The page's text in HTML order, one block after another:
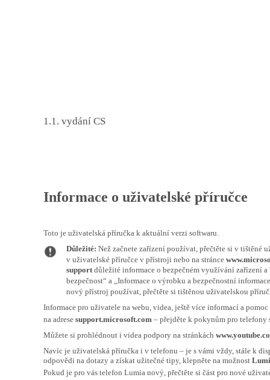
1.1. vydání CS
Informace o uživatelské příručce
Toto je uživatelská příručka k aktuální verzi softwaru.
Důležité: Než začnete zařízení používat, přečtěte si v tištěné
v uživatelské příručce v přístroji nebo na stránce
supportdůležité informace o bezpečném využívání zařízení a
bezpečnost“ a „Informace o výrobku a bezpečnostní
nový přístroj používat, přečtěte si tištěnou uživatelskou
Informace pro uživatele na webu, videa, ještě více informací a
na adrese support.microsoft.com – přejděte k pokynům pro telefony
Můžete si prohlédnout i videa podpory na stránkách
Navíc je uživatelská příručka i v telefonu – je s vámi vždy, stále k
odpovědi na dotazy a získat užitečné tipy, klepněte na možnost
Pokud je pro vás telefon Lumia nový, přečtěte si část pro nové